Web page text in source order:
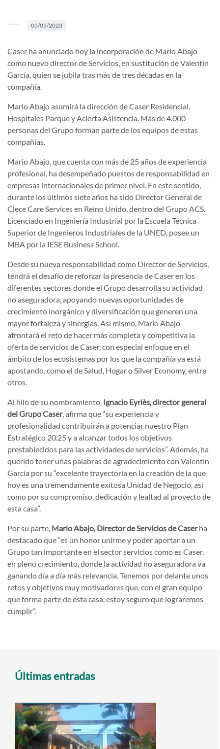
05/05/2023
Caser ha anunciado hoy la incorporación de Mario Abajo
como nuevo director de Servicios, en sustitución de Valentín
García, quien se jubila tras más de tres décadas en la
compañía.
Mario Abajo asumirá la dirección de Caser Residencial,
Hospitales Parque y Acierta Asistencia. Más de 4.000
personas del Grupo forman parte de los equipos de estas
compañías.
Mario Abajo, que cuenta con más de 25 años de experiencia
profesional, ha desempeñado puestos de responsabilidad en
empresas internacionales de primer nivel. En este sentido,
durante los últimos siete años ha sido Director General de
Clece Care Services en Reino Unido, dentro del Grupo ACS.
Licenciado en Ingeniería Industrial por la Escuela Técnica
Superior de Ingenieros Industriales de la UNED, posee un
MBA por la IESE Business School.
Desde su nueva responsabilidad como Director de Servicios,
tendrá el desafío de reforzar la presencia de Caser en los
diferentes sectores donde el Grupo desarrolla su actividad
no aseguradora, apoyando nuevas oportunidades de
crecimiento inorgánico y diversificación que generen una
mayor fortaleza y sinergias. Así mismo, Mario Abajo
afrontará el reto de hacer más completa y competitiva la
oferta de servicios de Caser, con especial enfoque en el
ámbito de los ecosistemas por los que la compañía ya está
apostando, como el de Salud, Hogar o Silver Economy, entre
otros.
Al hilo de su nombramiento, Ignacio Eyriès, director general
del Grupo Caser, afirma que “su experiencia y
profesionalidad contribuirán a potenciar nuestro Plan
Estratégico 20.25 y a alcanzar todos los objetivos
prestablecidos para las actividades de servicios”. Además, ha
querido tener unas palabras de agradecimiento con Valentín
García por su “excelente trayectoria en la creación de la que
hoy es una tremendamente exitosa Unidad de Negocio, así
como por su compromiso, dedicación y lealtad al proyecto de
esta casa”.
Por su parte, Mario Abajo, Director de Servicios de Caserha
destacado que “es un honor unirme y poder aportar a un
Grupo tan importante en el sector servicios como es Caser,
en pleno crecimiento, donde la actividad no aseguradora va
ganando día a día más relevancia. Tenemos por delante unos
retos y objetivos muy motivadores que, con el gran equipo
que forma parte de esta casa, estoy seguro que lograremos
cumplir”.
Últimas entradas